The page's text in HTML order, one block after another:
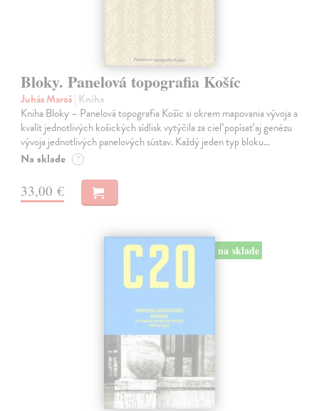
Bloky. Panelová topografia Košíc
Juhás Maroš| Kniha
Kniha Bloky – Panelová topografia Košíc si okrem mapovania vývoja a
kvalít jednotlivých košických sídlisk vytýčila za cieľ popísať aj genézu
vývoja jednotlivých panelových sústav. Každý jeden typ bloku…
Na sklade ?
33,00 €
na sklade